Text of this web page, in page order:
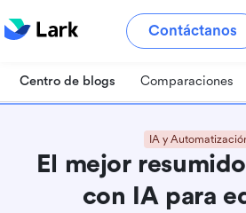
Contáctanos
Centro de blogs Comparaciones
IA y
El mejor
con IA para